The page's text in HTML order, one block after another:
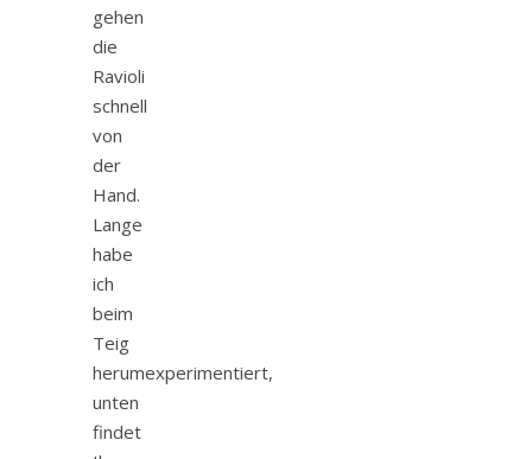
gehen
die
Ravioli
schnell
von
der
Hand.
Lange
habe
ich
beim
Teig
herumexperimentiert,
unten
findet